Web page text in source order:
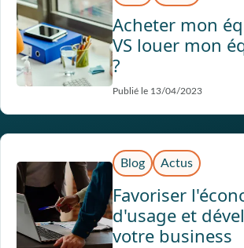
Acheter mon
VS louer mon
?
Publié le 13/04/2023
Blog Actus
Favoriser
d'usage et
votre business